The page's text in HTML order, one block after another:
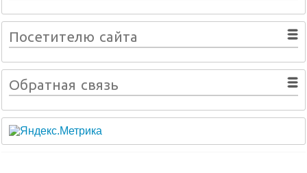
Посетителю сайта
Обратная связь